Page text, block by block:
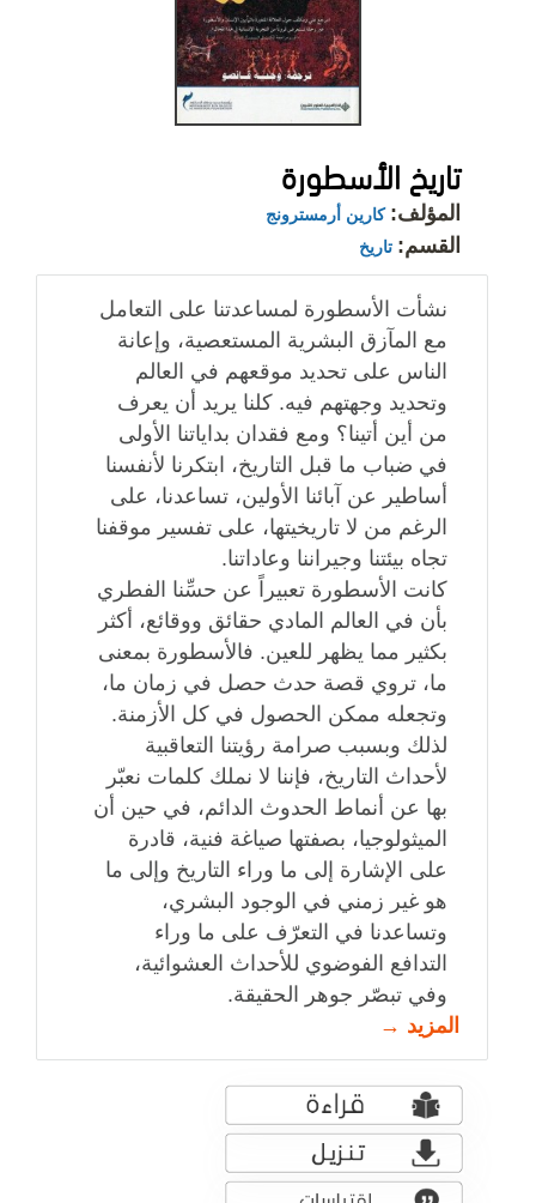
تاريخ الأسطورة
المؤلف: كارين أرمسترونج
القسم: تاريخ
نشأت الأسطورة لمساعدتنا على التعامل
مع المآزق البشرية المستعصية، وإعانة
الناس على تحديد موقعهم في العالم
وتحديد وجهتهم فيه. كلنا يريد أن يعرف
من أين أتينا؟ ومع فقدان بداياتنا الأولى
في ضباب ما قبل التاريخ، ابتكرنا لأنفسنا
أساطير عن آبائنا الأولين، تساعدنا، على
الرغم من لا تاريخيتها، على تفسير موقفنا
تجاه بيئتنا وجيراننا وعاداتنا.
كانت الأسطورة تعبيراً عن حسِّنا الفطري
بأن في العالم المادي حقائق ووقائع، أكثر
بكثير مما يظهر للعين. فالأسطورة بمعنى
ما، تروي قصة حدث حصل في زمان ما،
وتجعله ممكن الحصول في كل الأزمنة.
لذلك وبسبب صرامة رؤيتنا التعاقبية
لأحداث التاريخ، فإننا لا نملك كلمات نعبّر
بها عن أنماط الحدوث الدائم، في حين أن
الميثولوجيا، بصفتها صياغة فنية، قادرة
على الإشارة إلى ما وراء التاريخ وإلى ما
هو غير زمني في الوجود البشري،
وتساعدنا في التعرّف على ما وراء
التدافع الفوضوي للأحداث العشوائية،
وفي تبصّر جوهر الحقيقة.
المزيد →